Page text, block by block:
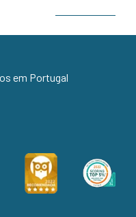
em Portugal